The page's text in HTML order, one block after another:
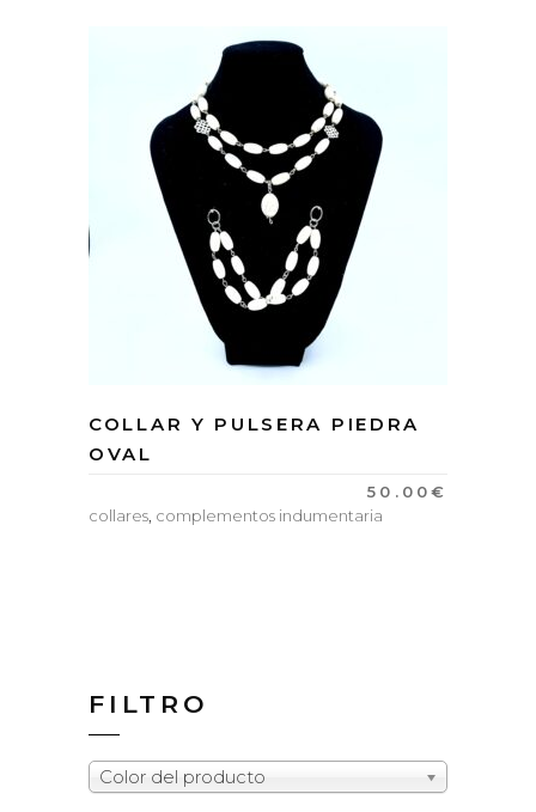
COLLAR Y PULSERA PIEDRA
OVAL
50.00€
collares, complementos indumentaria
FILTRO
Color del producto